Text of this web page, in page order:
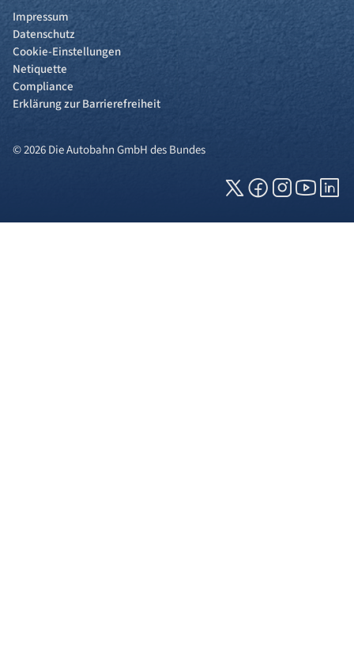
Impressum
Datenschutz
Cookie-Einstellungen
Netiquette
Compliance
Erklärung zur Barrierefreiheit
© 2026 Die Autobahn GmbH des Bundes